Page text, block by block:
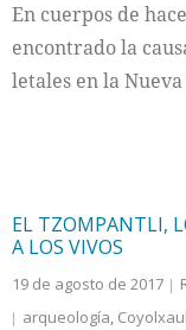
En cuerpos de
encontrado la
letales en la
EL TZOMPANTLI,
A LOS VIVOS
19 de agosto de 2017
arqueología,